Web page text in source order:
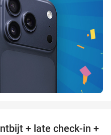
+ late check-in +